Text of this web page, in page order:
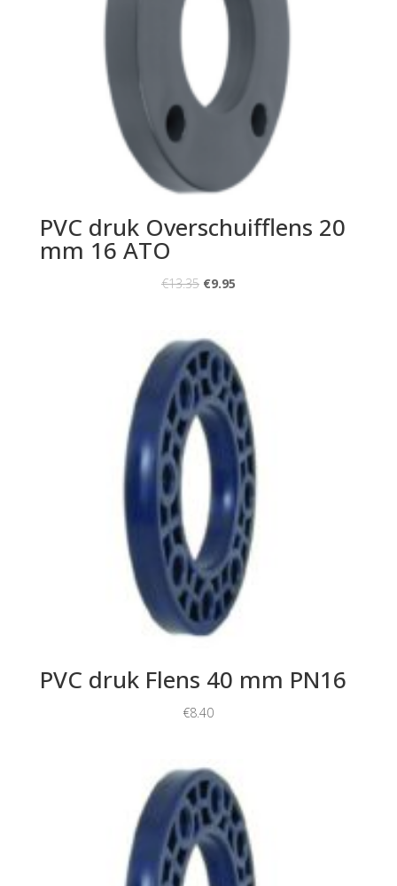
PVC druk Overschuifflens 20
mm 16 ATO
€13.35 €9.95
PVC druk Flens 40 mm PN16
€8.40